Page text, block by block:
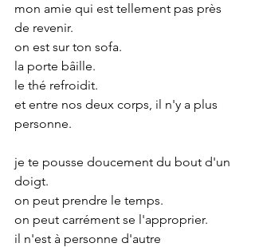
mon amie qui est tellement pas près
de revenir.
on est sur ton sofa.
la porte bâille.
le thé refroidit.
et entre nos deux corps, il n'y a plus
personne.
je te pousse doucement du bout d'un
doigt.
on peut prendre le temps.
on peut carrément se l'approprier.
il n'est à personne d'autre